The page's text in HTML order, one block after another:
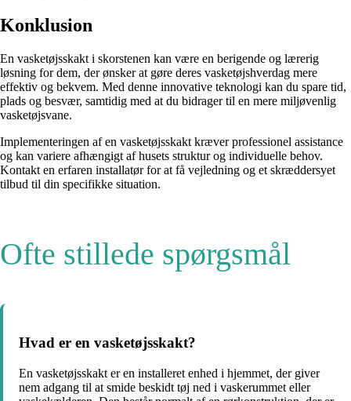
Konklusion
En vasketøjsskakt i skorstenen kan være en berigende og lærerig
løsning for dem, der ønsker at gøre deres vasketøjshverdag mere
effektiv og bekvem. Med denne innovative teknologi kan du spare tid,
plads og besvær, samtidig med at du bidrager til en mere miljøvenlig
vasketøjsvane.
Implementeringen af en vasketøjsskakt kræver professionel assistance
og kan variere afhængigt af husets struktur og individuelle behov.
Kontakt en erfaren installatør for at få vejledning og et skræddersyet
tilbud til din specifikke situation.
Ofte stillede spørgsmål
Hvad er en vasketøjsskakt?
En vasketøjsskakt er en installeret enhed i hjemmet, der giver
nem adgang til at smide beskidt tøj ned i vaskerummet eller